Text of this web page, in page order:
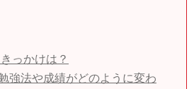
っかけは？
強法や成績がどのように変わ